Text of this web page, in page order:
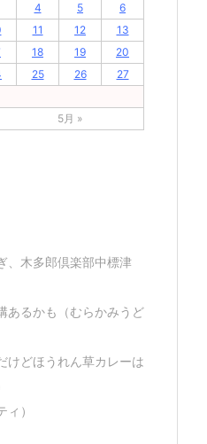
4 5
6
11 12
13
18 19
20
25 26
27
5月 »
、木多郎倶楽部中標津
あるかも（むらかみうど
けどほうれん草カレーは
）